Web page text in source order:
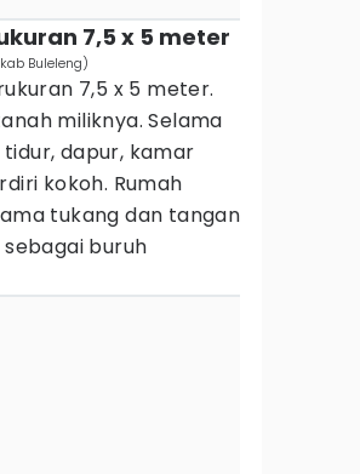
7,5 x 5 meter
Buleleng)
7,5 x 5 meter.
miliknya. Selama
dapur, kamar
kokoh. Rumah
tukang dan tangan
buruh